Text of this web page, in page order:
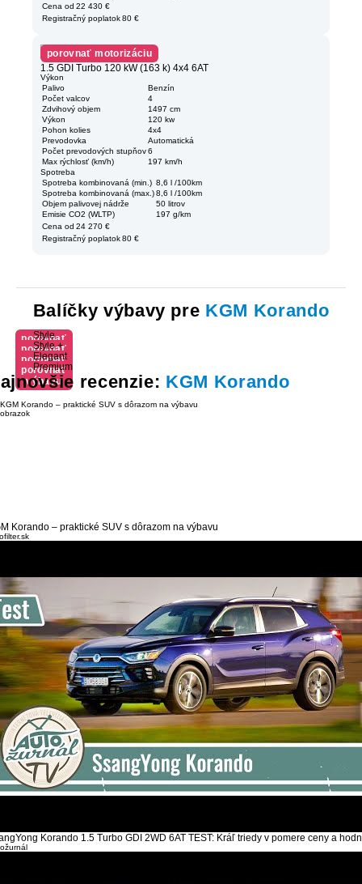
Cena od 22 430 €
Registračný poplatok 80 €
porovnať motorizáciu
1.5 GDI Turbo 120 kW (163 k) 4x4 6AT
Výkon
Palivo
Benzín
Počet valcov
4
Zdvihový objem
1497 cm
Výkon
120 kw
Pohon kolies
4x4
Prevodovka
Automatická
Počet prevodových stupňov 6
Max rýchlosť (km/h)
197 km/h
Spotreba
Spotreba kombinovaná (min.) 8,6 l /100km
Spotreba kombinovaná (max.) 8,6 l /100km
Objem palivovej nádrže
50 litrov
Emisie CO2 (WLTP)
197 g/km
Cena od 24 270 €
Registračný poplatok 80 €
Balíčky výbavy pre KGM Korando
porovnať
výbavu
Style
porovnať
výbavu
Style +
porovnať
výbavu
Elegant
porovnať
výbavu
Premium
recenzie: KGM Korando
Korando – praktické SUV s dôrazom na výbavu
Korando 1.5 Turbo GDI 2WD 6AT TEST: Kráľ triedy v pomere ceny a